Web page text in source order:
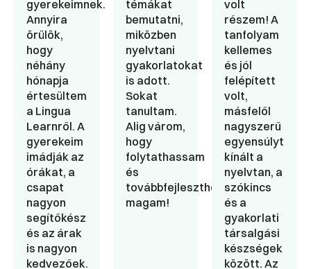
gyerekeimnek.
Annyira
örülök,
hogy
néhány
hónapja
értesültem
a Lingua
Learnről. A
gyerekeim
imádják az
órákat, a
csapat
nagyon
segítőkész
és az árak
is nagyon
kedvezőek.
témákat
bemutatni,
miközben
nyelvtani
gyakorlatokat
is adott.
Sokat
tanultam.
Alig várom,
hogy
folytathassam
és
továbbfejleszthessem
magam!
volt
részem! A
tanfolyam
kellemes
és jól
felépített
volt,
másfelől
nagyszerű
egyensúlyt
kínált a
nyelvtan, a
szókincs
és a
gyakorlati
társalgási
készségek
között. Az